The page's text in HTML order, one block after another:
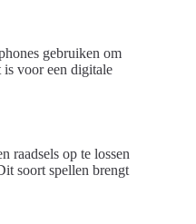
gebruiken om
voor een digitale
raadsels op te lossen
soort spellen brengt